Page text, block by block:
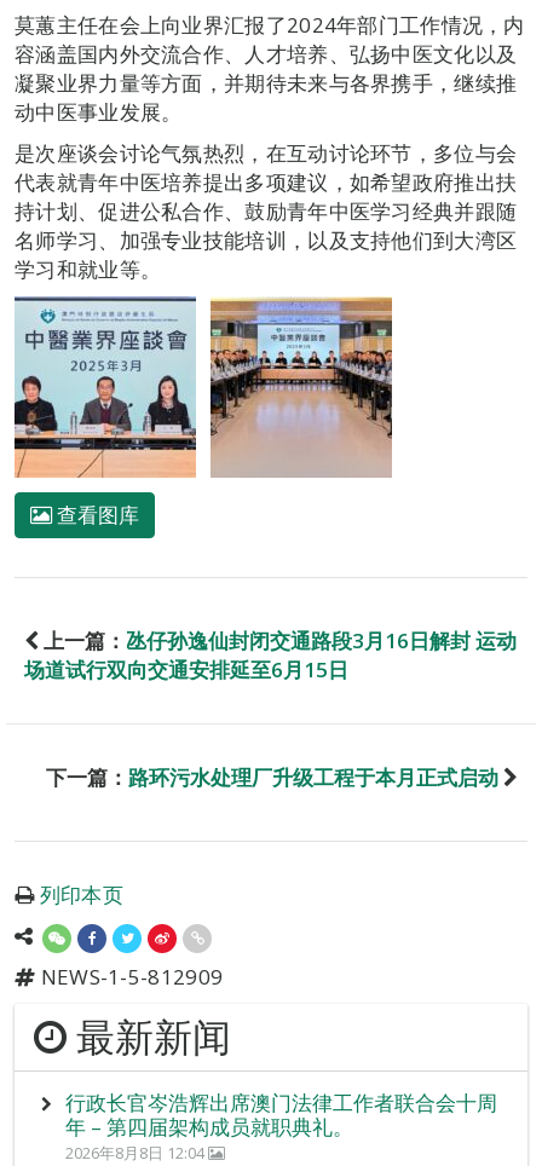
莫蕙主任在会上向业界汇报了2024年部门工作情况，内
容涵盖国内外交流合作、人才培养、弘扬中医文化以及
凝聚业界力量等方面，并期待未来与各界携手，继续推
动中医事业发展。
是次座谈会讨论气氛热烈，在互动讨论环节，多位与会
代表就青年中医培养提出多项建议，如希望政府推出扶
持计划、促进公私合作、鼓励青年中医学习经典并跟随
名师学习、加强专业技能培训，以及支持他们到大湾区
学习和就业等。
查看图库
上一篇： 氹仔孙逸仙封闭交通路段3月16日解封 运动
场道试行双向交通安排延至6月15日
下一篇： 路环污水处理厂升级工程于本月正式启动
列印本页
NEWS-1-5-812909
最新新闻
行政长官岑浩辉出席澳门法律工作者联合会十周
年 – 第四届架构成员就职典礼。
2026年8月8日 12:04